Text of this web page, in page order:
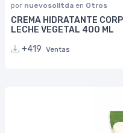
por nuevosolltda en Otros
CREMA HIDRATANTE
LECHE VEGETAL 400 ML
+419 Ventas